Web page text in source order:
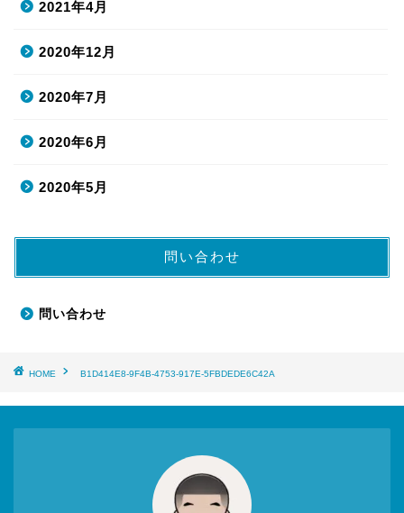
2021年4月
2020年12月
2020年7月
2020年6月
2020年5月
問い合わせ
問い合わせ
HOME B1D414E8-9F4B-4753-917E-5FBDEDE6C42A